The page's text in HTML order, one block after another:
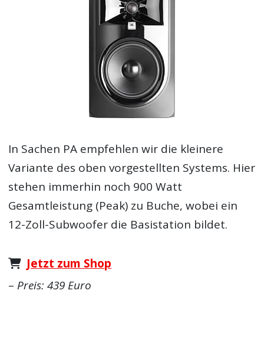
In Sachen PA empfehlen wir die kleinere
Variante des oben vorgestellten Systems. Hier
stehen immerhin noch 900 Watt
Gesamtleistung (Peak) zu Buche, wobei ein
12-Zoll-Subwoofer die Basistation bildet.
Jetzt zum Shop
– Preis: 439 Euro